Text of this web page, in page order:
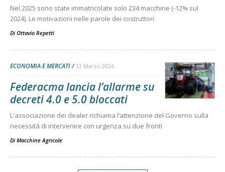
Nel 2025 sono state immatricolate solo 234 macchine (-12% sul
2024). Le motivazioni nelle parole dei costruttori
Di Ottavio Repetti
ECONOMIA E MERCATI 12 Marzo 2026
Federacma lancia l’allarme su
decreti 4.0 e 5.0 bloccati
L'associazione dei dealer richiama l’attenzione del Governo sulla
necessità di intervenire con urgenza su due fronti
Di Macchine Agricole